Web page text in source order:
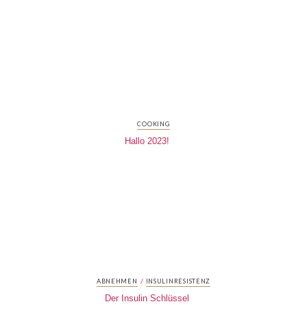
COOKING
Hallo 2023!
ABNEHMEN / INSULINRESISTENZ
Der Insulin Schlüssel